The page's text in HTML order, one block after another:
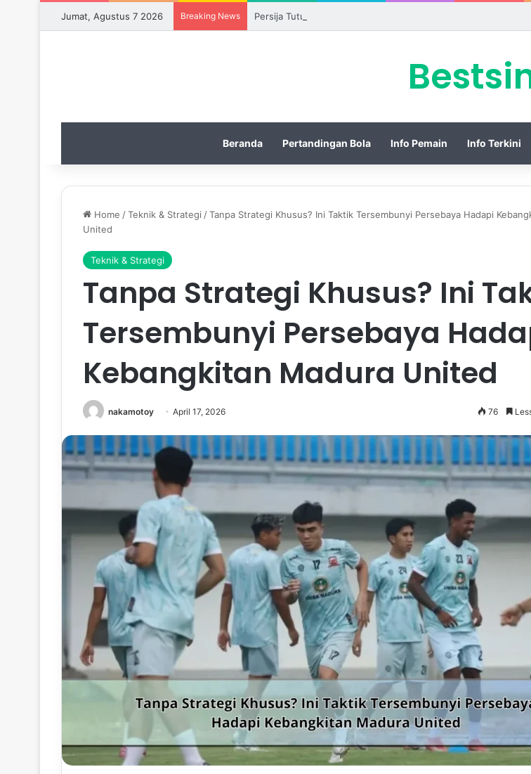
Jumat, Agustus 7 2026 Breaking News Persija Tutup Piala Presiden 2026 dengan Merebut Posisi Ketiga
Beranda Pertandingan Bola Info Pemain Info Terkini
Home /Teknik & Strategi /Tanpa Strategi Khusus? Ini Taktik Tersembunyi Persebaya Hadapi
United
Teknik & Strategi
Tanpa Strategi Khusus? Ini
Tersembunyi Persebaya
Kebangkitan Madura United
nakamotoy April 17, 2026 76